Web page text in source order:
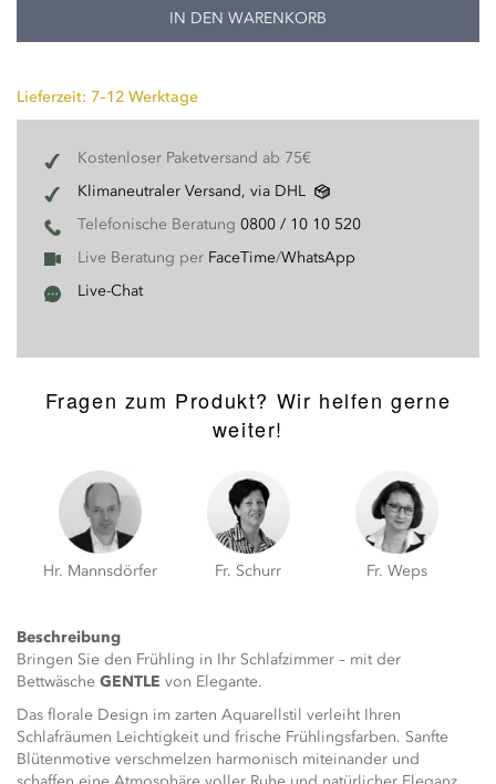
IN DEN WARENKORB
Lieferzeit: 7–12 Werktage
Kostenloser Paketversand ab 75€
Klimaneutraler Versand, via DHL
Telefonische Beratung 0800 / 10 10 520
Live Beratung per FaceTime/WhatsApp
Live-Chat
Fragen zum Produkt? Wir helfen gerne
weiter!
Hr. Mannsdörfer Fr. Schurr Fr. Weps
Beschreibung
Bringen Sie den Frühling in Ihr Schlafzimmer – mit der
Bettwäsche GENTLE von Elegante.
Das florale Design im zarten Aquarellstil verleiht Ihren
Schlafräumen Leichtigkeit und frische Frühlingsfarben. Sanfte
Blütenmotive verschmelzen harmonisch miteinander und